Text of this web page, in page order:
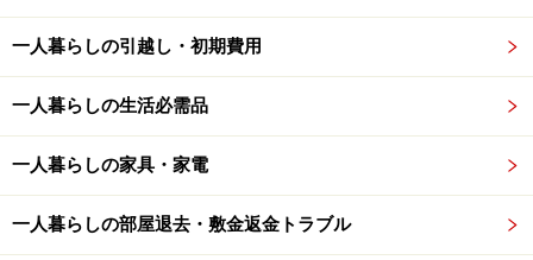
一人暮らしの引越し・初期費用
一人暮らしの生活必需品
一人暮らしの家具・家電
一人暮らしの部屋退去・敷金返金トラブル